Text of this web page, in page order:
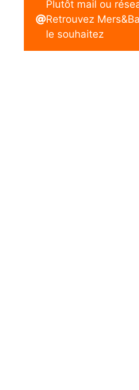
Plutôt mail ou
Retrouvez
le souhaitez